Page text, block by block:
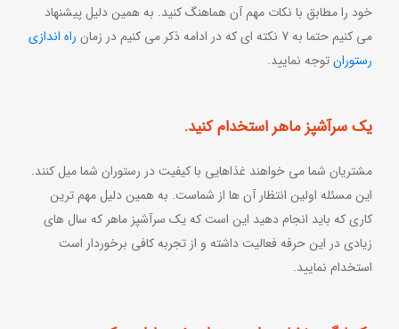
خود را مطابق با نکات مهم آن هماهنگ کنید. به همین دلیل پیشنهاد
می کنیم حتما به 7 نکته ای که در ادامه ذکر می کنیم در زمان
راه اندازی
رستورانتوجه نمایید.
یک سرآشپز ماهر استخدام کنید.
مشتریان شما می خواهند غذاهایی با کیفیت در رستوران شما میل کنند.
این مسئله اولین انتظار آن ها از شماست. به همین دلیل مهم ترین
کاری که باید انجام دهید این است که یک سرآشپز ماهر که سال های
زیادی در این حرفه فعالیت داشته و از تجربه کافی برخوردار است
استخدام نمایید.